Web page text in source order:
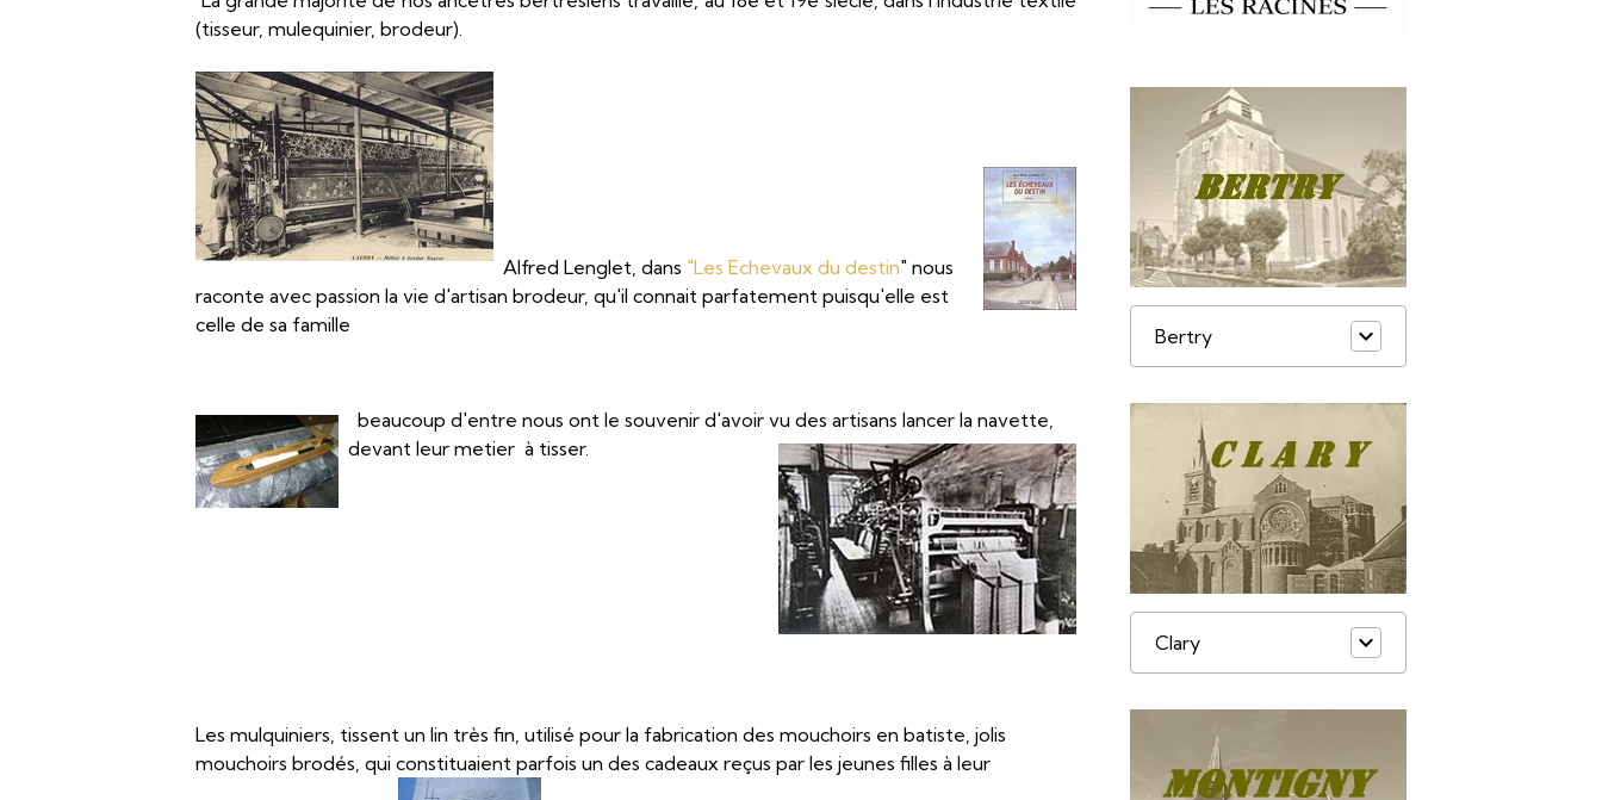
(tisseur, mulequinier, brodeur).
Alfred Lenglet, dans "Les Echevaux du destin" nous
raconte avec passion la vie d'artisan brodeur, qu'il connait parfatement puisqu'elle est
celle de sa famille
beaucoup d'entre nous ont le souvenir d'avoir vu des artisans lancer la navette,
devant leur metier à tisser.
Les mulquiniers, tissent un lin très fin, utilisé pour la fabrication des mouchoirs en batiste, jolis
mouchoirs brodés, qui constituaient parfois un des cadeaux reçus par les jeunes filles à leur
Bertry
Clary